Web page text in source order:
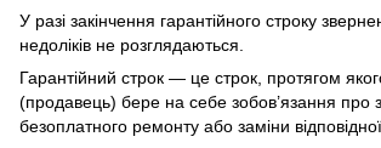
У разі закінчення гарантійного строку
недоліків не розглядаються.
Гарантійний строк — це строк, протягом
(продавець) бере на себе зобов’язання про
безоплатного ремонту або заміни відповідної